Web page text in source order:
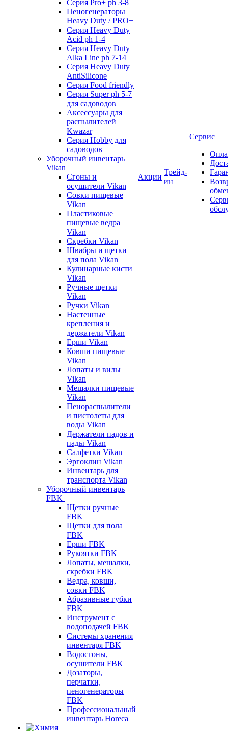
Серия Pro+ ph 3-8
Пеногенераторы
Heavy Duty / PRO+
Серия Heavy Duty
Acid ph 1-4
Серия Heavy Duty
Alka Line ph 7-14
Серия Heavy Duty
AntiSilicone
Серия Food friendly
Серия Super ph 5-7
для садоводов
Аксессуары для
распылителей
Kwazar
Серия Hobby для
садоводов
Уборочный инвентарь
Vikan
Сгоны и
осушители Vikan
Совки пищевые
Vikan
Пластиковые
пищевые ведра
Vikan
Скребки Vikan
Швабры и щетки
для пола Vikan
Кулинарные кисти
Vikan
Ручные щетки
Vikan
Ручки Vikan
Настенные
крепления и
держатели Vikan
Ерши Vikan
Ковши пищевые
Vikan
Лопаты и вилы
Vikan
Мешалки пищевые
Vikan
Пенораспылители
и пистолеты для
воды Vikan
Держатели падов и
пады Vikan
Салфетки Vikan
Эргоклин Vikan
Инвентарь для
транспорта Vikan
Уборочный инвентарь
FBK
Щетки ручные
FBK
Щетки для пола
FBK
Ерши FBK
Рукоятки FBK
Лопаты, мешалки,
скребки FBK
Ведра, ковши,
совки FBK
Абразивные губки
FBK
Инструмент с
водоподачей FBK
Системы хранения
инвентаря FBK
Водосгоны,
осушители FBK
Дозаторы,
перчатки,
пеногенераторы
FBK
Профессиональный
инвентарь Horeca
Акции
Трейд-
ин
Сервис